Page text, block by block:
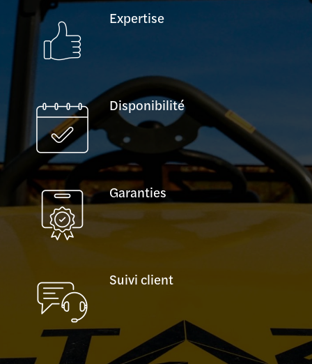
Expertise
Disponibilité
Garanties
Suivi client